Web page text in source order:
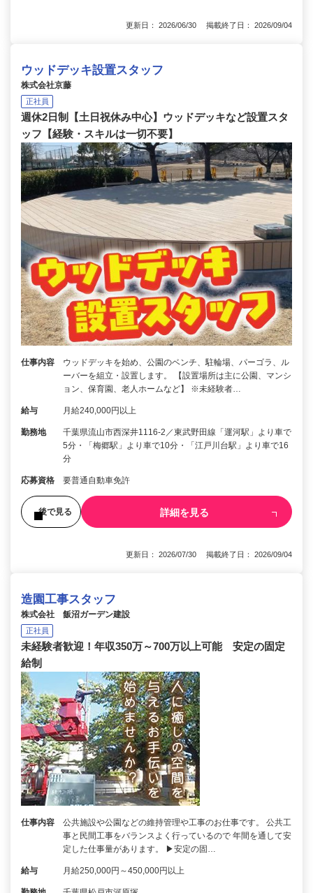
更新日： 2026/06/30 掲載終了日： 2026/09/04
ウッドデッキ設置スタッフ
株式会社京藤
正社員
週休2日制【土日祝休み中心】ウッドデッキなど設置スタ
ッフ【経験・スキルは一切不要】
仕事内容
ウッドデッキを始め、公園のベンチ、駐輪場、パーゴラ、ル
ーバーを組立・設置します。 【設置場所は主に公園、マンシ
ョン、保育園、老人ホームなど】 ※未経験者…
給与 月給240,000円以上
勤務地
千葉県流山市西深井1116-2／東武野田線「運河駅」より車で
5分・「梅郷駅」より車で10分・「江戸川台駅」より車で16
分
応募資格 要普通自動車免許
後で見る 詳細を見る
更新日： 2026/07/30 掲載終了日： 2026/09/04
造園工事スタッフ
株式会社 飯沼ガーデン建設
正社員
未経験者歓迎！年収350万～700万以上可能 安定の固定
給制
仕事内容
公共施設や公園などの維持管理や工事のお仕事です。 公共工
事と民間工事をバランスよく行っているので 年間を通して安
定した仕事量があります。 ▶︎安定の固…
給与 月給250,000円～450,000円以上